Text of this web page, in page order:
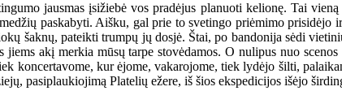
jausmas įsižiebė vos pradėjus planuoti kelionę. Tai
paskabyti. Aišku, gal prie to svetingo priėmimo
šaknų, pateikti trumpų jų dosjė. Štai, po bandonija sėdi
akį merkia mūsų tarpe stovėdamos. O nulipus nuo
koncertavome, kur ėjome, vakarojome, tiek lydėjo šilti,
pasiplaukiojimą Platelių ežere, iš šios ekspedicijos išėjo